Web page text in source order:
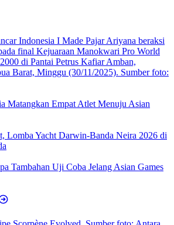
Matangkan Empat Atlet Menuju Asian
Lomba Yacht Darwin-Banda Neira 2026 di
Tambahan Uji Coba Jelang Asian Games